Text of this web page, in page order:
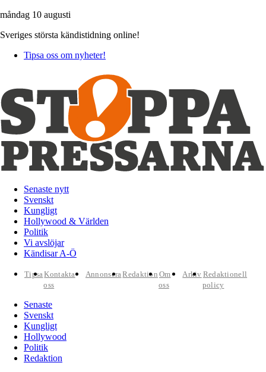
måndag 10 augusti
Sveriges största kändistidning online!
Tipsa oss om nyheter!
Senaste nytt
Svenskt
Kungligt
Hollywood & Världen
Politik
Vi avslöjar
Kändisar A-Ö
TipsaKontakta
oss
AnnonseraRedaktion Om
oss
Arkiv Redaktionell
policy
Senaste
Svenskt
Kungligt
Hollywood
Politik
Redaktion